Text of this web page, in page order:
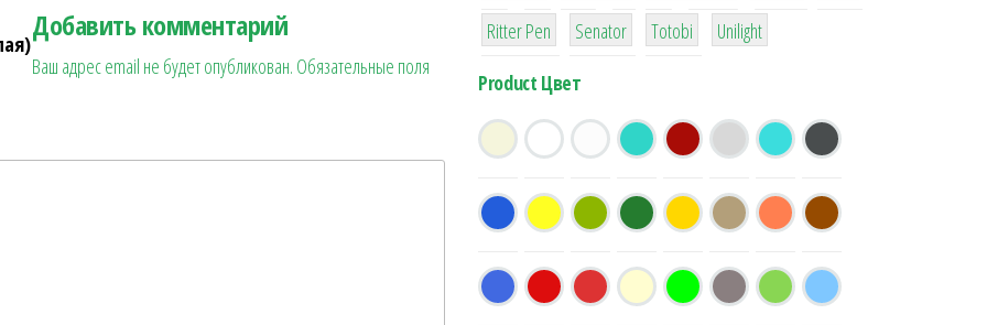
Добавить комментарий
Ваш адрес email не будет опубликован. Обязательные поля
22
Ritter Pen
15
Senator
43
Totobi
1
Unilight
Product Цвет